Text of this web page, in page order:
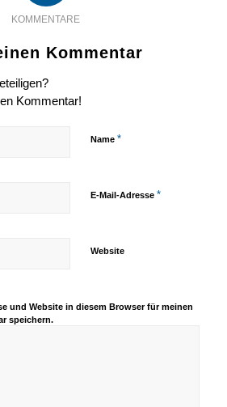
KOMMENTARE
Kommentar
Kommentar!
Name *
E-Mail-Adresse *
Website
und Website in diesem Browser für meinen
speichern.